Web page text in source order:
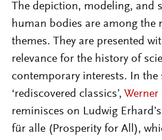
The depiction, modeling, and
human bodies are among the
themes. They are presented
relevance for the history of
contemporary interests. In the
‘rediscovered classics’,
reminisces on Ludwig
für alle (Prosperity for All),